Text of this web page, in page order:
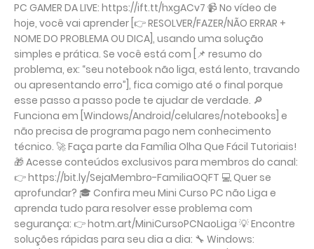
PC GAMER DA LIVE: https://ift.tt/hxgACv7 📹 No vídeo de
hoje, você vai aprender [👉 RESOLVER/FAZER/NÃO ERRAR +
NOME DO PROBLEMA OU DICA], usando uma solução
simples e prática. Se você está com [📌 resumo do
problema, ex: “seu notebook não liga, está lento, travando
ou apresentando erro”], fica comigo até o final porque
esse passo a passo pode te ajudar de verdade. 🔎
Funciona em [Windows/Android/celulares/notebooks] e
não precisa de programa pago nem conhecimento
técnico. 🚀 Faça parte da Família Olha Que Fácil Tutoriais!
🎁 Acesse conteúdos exclusivos para membros do canal:
👉 https://bit.ly/SejaMembro-FamiliaOQFT 💻 Quer se
aprofundar? 🎓 Confira meu Mini Curso PC não Liga e
aprenda tudo para resolver esse problema com
segurança: 👉 hotm.art/MiniCursoPCNaoLiga 💡 Encontre
soluções rápidas para seu dia a dia: 🔧 Windows: